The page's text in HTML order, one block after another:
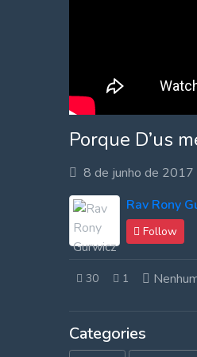
Porque D’us
8 de junho de 2017
Rav Rony
Follow
30 1
Categories